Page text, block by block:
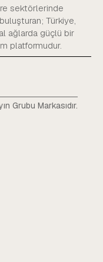
sektörlerinde
Türkiye,
ağlarda güçlü bir
platformudur.
Grubu Markasıdır.